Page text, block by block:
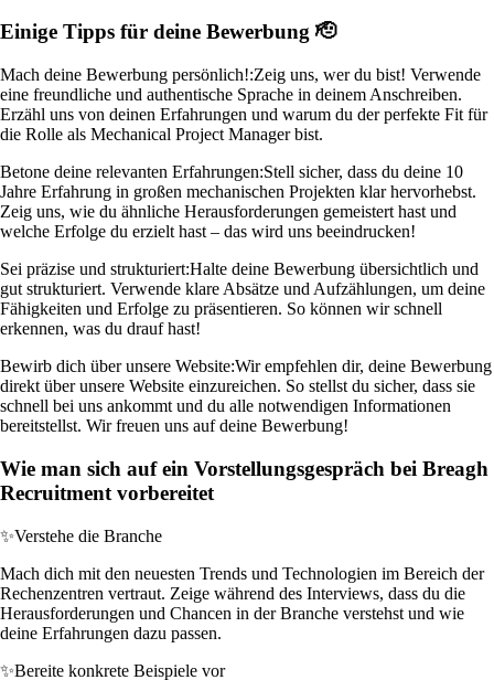
Einige Tipps für deine Bewerbung 🫡
Mach deine Bewerbung persönlich!:Zeig uns, wer du bist! Verwende
eine freundliche und authentische Sprache in deinem Anschreiben.
Erzähl uns von deinen Erfahrungen und warum du der perfekte Fit für
die Rolle als Mechanical Project Manager bist.
Betone deine relevanten Erfahrungen:Stell sicher, dass du deine 10
Jahre Erfahrung in großen mechanischen Projekten klar hervorhebst.
Zeig uns, wie du ähnliche Herausforderungen gemeistert hast und
welche Erfolge du erzielt hast – das wird uns beeindrucken!
Sei präzise und strukturiert:Halte deine Bewerbung übersichtlich und
gut strukturiert. Verwende klare Absätze und Aufzählungen, um deine
Fähigkeiten und Erfolge zu präsentieren. So können wir schnell
erkennen, was du drauf hast!
Bewirb dich über unsere Website:Wir empfehlen dir, deine Bewerbung
direkt über unsere Website einzureichen. So stellst du sicher, dass sie
schnell bei uns ankommt und du alle notwendigen Informationen
bereitstellst. Wir freuen uns auf deine Bewerbung!
Wie man sich auf ein Vorstellungsgespräch bei Breagh
Recruitment vorbereitet
✨Verstehe die Branche
Mach dich mit den neuesten Trends und Technologien im Bereich der
Rechenzentren vertraut. Zeige während des Interviews, dass du die
Herausforderungen und Chancen in der Branche verstehst und wie
deine Erfahrungen dazu passen.
✨Bereite konkrete Beispiele vor